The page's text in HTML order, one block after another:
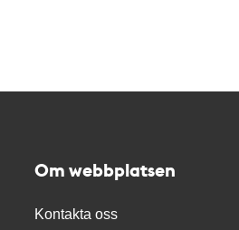
Om webbplatsen
Kontakta oss